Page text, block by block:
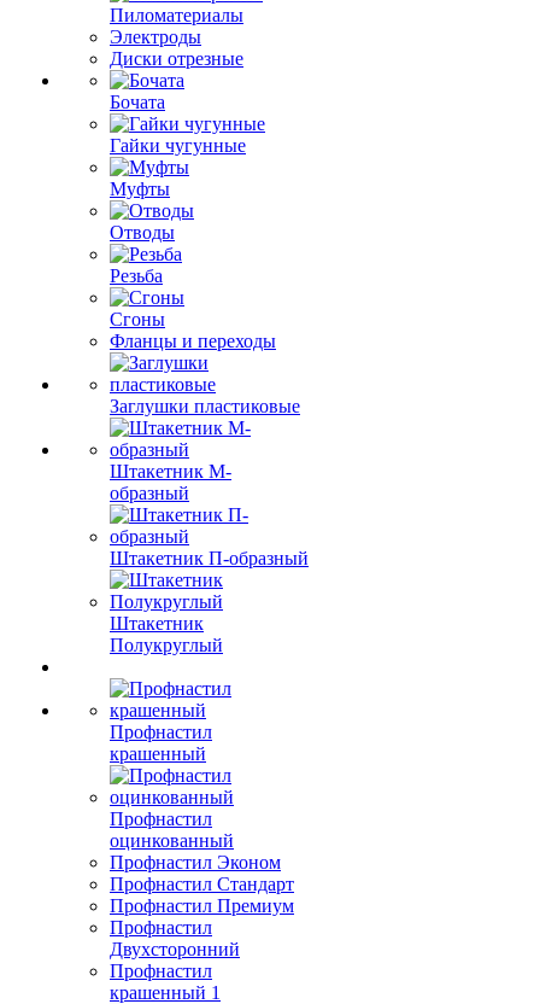
Пиломатериалы
Электроды
Диски отрезные
Бочата
Гайки чугунные
Муфты
Отводы
Резьба
Сгоны
Фланцы и переходы
Заглушки пластиковые
Штакетник М-
образный
Штакетник П-образный
Штакетник
Полукруглый
Профнастил
крашенный
Профнастил
оцинкованный
Профнастил Эконом
Профнастил Стандарт
Профнастил Премиум
Профнастил
Двухсторонний
Профнастил
крашенный 1